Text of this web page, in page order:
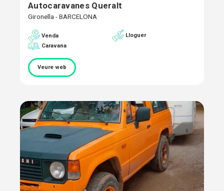
Autocaravanes Queralt
Gironella - BARCELONA
Venda
Lloguer
Caravana
Veure web